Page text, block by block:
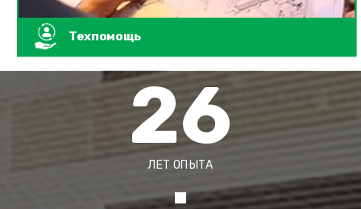
Техпомощь
26
ЛЕТ ОПЫТА